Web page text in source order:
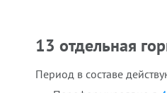
13 отдельная
Период в составе